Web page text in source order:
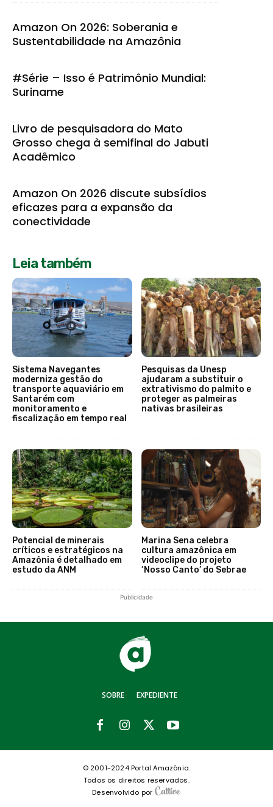
Amazon On 2026: Soberania e
Sustentabilidade na Amazônia
#Série – Isso é Patrimônio Mundial:
Suriname
Livro de pesquisadora do Mato
Grosso chega à semifinal do Jabuti
Acadêmico
Amazon On 2026 discute subsídios
eficazes para a expansão da
conectividade
Leia também
Sistema Navegantes
moderniza gestão do
transporte aquaviário em
Santarém com
monitoramento e
fiscalização em tempo real
Pesquisas da Unesp
ajudaram a substituir o
extrativismo do palmito e
proteger as palmeiras
nativas brasileiras
Potencial de minerais
críticos e estratégicos na
Amazônia é detalhado em
estudo da ANM
Marina Sena celebra
cultura amazônica em
videoclipe do projeto
‘Nosso Canto’ do Sebrae
Publicidade
SOBRE EXPEDIENTE
© 2001-2024 Portal Amazônia.
Todos os direitos reservados.
Desenvolvido por